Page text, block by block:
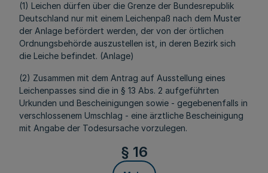
(1) Leichen dürfen über die Grenze der Bundesrepublik
Deutschland nur mit einem Leichenpaß nach dem Muster
der Anlage befördert werden, der von der örtlichen
Ordnungsbehörde auszustellen ist, in deren Bezirk sich
die Leiche befindet. (Anlage)
(2) Zusammen mit dem Antrag auf Ausstellung eines
Leichenpasses sind die in § 13 Abs. 2 aufgeführten
Urkunden und Bescheinigungen sowie - gegebenenfalls in
verschlossenem Umschlag - eine ärztliche Bescheinigung
mit Angabe der Todesursache vorzulegen.
§ 16